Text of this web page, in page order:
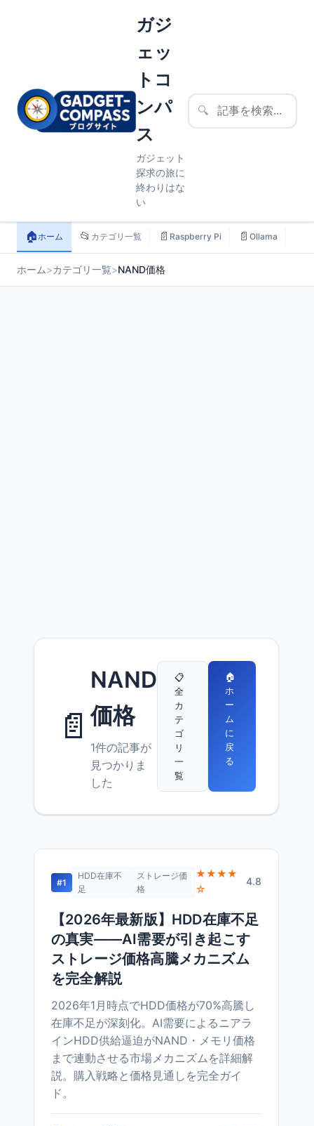
ガジ
ェッ
トコ
ンパ
ス
ガジェット
探求の旅に
終わりはな
い
🔍
🏠ホーム 📂 カテゴリ一覧 📄 Raspberry Pi 📄 Ollama
ホーム>カテゴリ一覧>NAND価格
📄
NAND
価格
1件の記事が
見つかりま
した
📋
全
カ
テ
ゴ
リ
一
覧
🏠
ホ
ー
ム
に
戻
る
#1
HDD在庫不
足
ストレージ価
格
★★★★
☆
4.8
【2026年最新版】HDD在庫不足
の真実——AI需要が引き起こす
ストレージ価格高騰メカニズム
を完全解説
2026年1月時点でHDD価格が70%高騰し
在庫不足が深刻化。AI需要によるニアラ
インHDD供給逼迫がNAND・メモリ価格
まで連動させる市場メカニズムを詳細解
説。購入戦略と価格見通しを完全ガイ
ド。